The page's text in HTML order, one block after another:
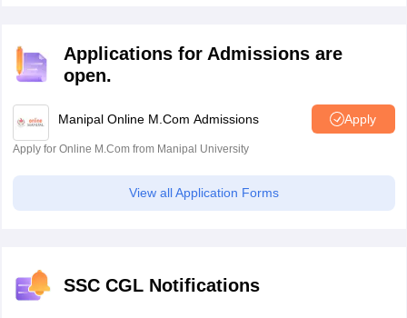
Applications for Admissions are
open.
Manipal Online M.Com Admissions Apply
Apply for Online M.Com from Manipal University
View all Application Forms
SSC CGL Notifications